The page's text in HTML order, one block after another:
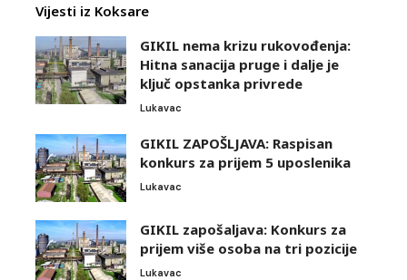
Vijesti iz Koksare
GIKIL nema krizu rukovođenja:
Hitna sanacija pruge i dalje je
ključ opstanka privrede
Lukavac
GIKIL ZAPOŠLJAVA: Raspisan
konkurs za prijem 5 uposlenika
Lukavac
GIKIL zapošaljava: Konkurs za
prijem više osoba na tri pozicije
Lukavac